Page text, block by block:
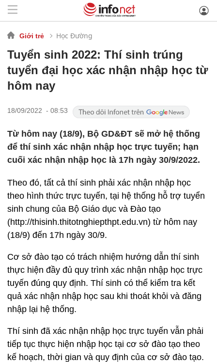
Giới trẻ Học Đường
Tuyển sinh 2022: Thí sinh trúng
tuyển đại học xác nhận nhập học từ
hôm nay
18/09/2022 - 08:53
Từ hôm nay (18/9), Bộ GD&ĐT sẽ mở hệ thống
để thí sinh xác nhận nhập học trực tuyến; hạn
cuối xác nhận nhập học là 17h ngày 30/9/2022.
Theo đó, tất cả thí sinh phải xác nhận nhập học
theo hình thức trực tuyến, tại hệ thống hỗ trợ tuyển
sinh chung của Bộ Giáo dục và Đào tạo
(http://thisinh.thitotnghiepthpt.edu.vn) từ hôm nay
(18/9) đến 17h ngày 30/9.
Cơ sở đào tạo có trách nhiệm hướng dẫn thí sinh
thực hiện đầy đủ quy trình xác nhận nhập học trực
tuyến đúng quy định. Thí sinh có thể kiểm tra kết
quả xác nhận nhập học sau khi thoát khỏi và đăng
nhập lại hệ thống.
Thí sinh đã xác nhận nhập học trực tuyến vẫn phải
tiếp tục thực hiện nhập học tại cơ sở đào tạo theo
kế hoạch, thời gian và quy định của cơ sở đào tạo.